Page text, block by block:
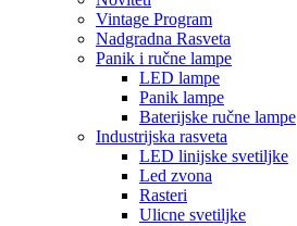
Vintage Program
Nadgradna Rasveta
Panik i ručne lampe
LED lampe
Panik lampe
Baterijske ručne lampe
Industrijska rasveta
LED linijske svetiljke
Led zvona
Rasteri
Ulicne svetiljke